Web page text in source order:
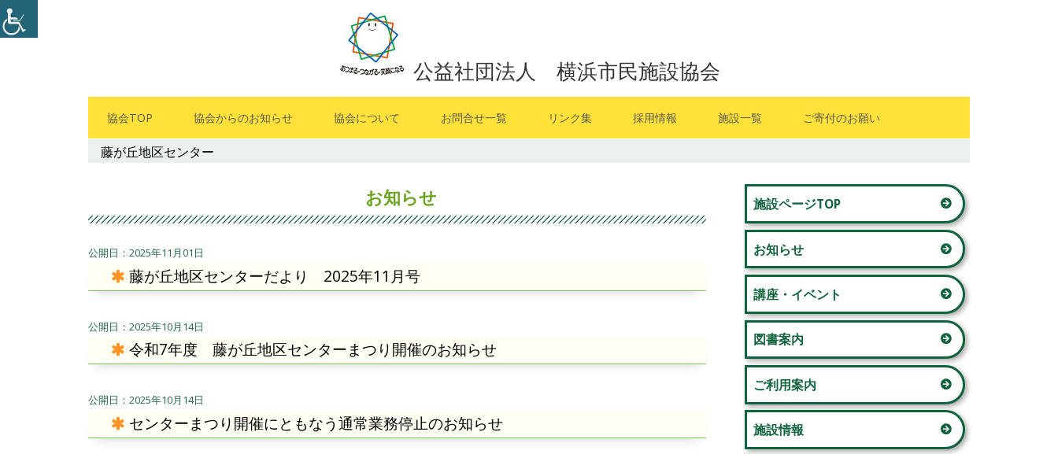
コ
ン
公益社団法人 横浜市民施設協会
メ
イ
メ
ニ
ー
協会TOP 協会からのお知らせ 協会について お問合せ一覧 リンク集 採用情報 施設一覧
藤が丘地区センター
若草台地区センター
美しが丘西地区センター
奈良地区センター
青葉台コミュニティハウス 「本
の家」
荏田西コミュニティハウス
荏田コミュニティハウス
ご寄付のお願い
藤が丘地区センター
カ
テ
リ
ー:
お知らせ
2025年11月01日
藤が丘地区センターだより 2025年11月号
2025年10月14日
令和7年度 藤が丘地区センターまつり開催のお知らせ
2025年10月14日
センターまつり開催にともなう通常業務停止のお知らせ
メ
イ
ン
サ
イ
ド
バ
ー
施設ページTOP
お知らせ
講座・イベント
図書案内
ご利用案内
施設情報